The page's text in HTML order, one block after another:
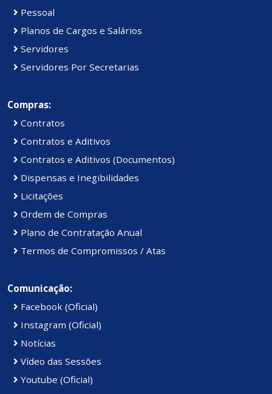
Pessoal
Planos de Cargos e Salários
Servidores
Servidores Por Secretarias
Compras:
Contratos
Contratos e Aditivos
Contratos e Aditivos (Documentos)
Dispensas e Inegibilidades
Licitações
Ordem de Compras
Plano de Contratação Anual
Termos de Compromissos / Atas
Comunicação:
Facebook (Oficial)
Instagram (Oficial)
Notícias
Vídeo das Sessões
Youtube (Oficial)